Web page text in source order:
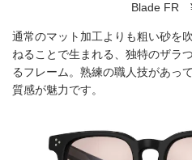
Blade FR
通常のマット加工よりも粗い砂を
ねることで生まれる、独特のザラ
るフレーム。熟練の職人技があっ
質感が魅力です。